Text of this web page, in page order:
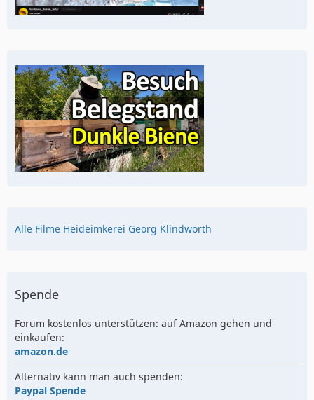
Alle Filme Heideimkerei Georg Klindworth
Spende
Forum kostenlos unterstützen: auf Amazon gehen und
einkaufen:
amazon.de
Alternativ kann man auch spenden:
Paypal Spende